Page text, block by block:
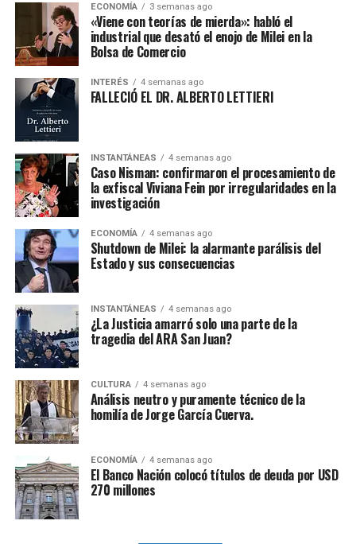
ECONOMÍA 3 semanas ago
«Viene con teorías de mierda»: habló el
industrial que desató el enojo de Milei en la
Bolsa de Comercio
INTERÉS 4 semanas ago
FALLECIÓ EL DR. ALBERTO LETTIERI
INSTANTÁNEAS 4 semanas ago
Caso Nisman: confirmaron el procesamiento de
la exfiscal Viviana Fein por irregularidades en la
investigación
ECONOMÍA 4 semanas ago
Shutdown de Milei: la alarmante parálisis del
Estado y sus consecuencias
INSTANTÁNEAS 4 semanas ago
¿La Justicia amarró solo una parte de la
tragedia del ARA San Juan?
CULTURA 4 semanas ago
Análisis neutro y puramente técnico de la
homilía de Jorge García Cuerva.
ECONOMÍA 4 semanas ago
El Banco Nación colocó títulos de deuda por USD
270 millones